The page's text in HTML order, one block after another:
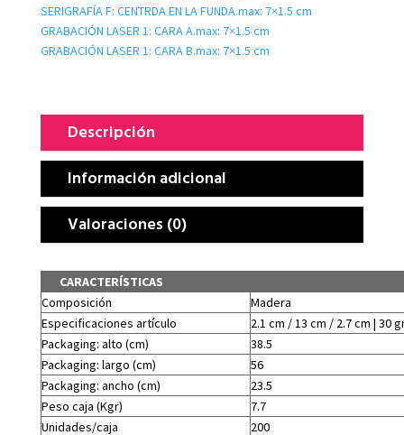
SERIGRAFÍA F: CENTRDA EN LA FUNDA.max: 7×1.5 cm
GRABACIÓN LASER 1: CARA A.max: 7×1.5 cm
GRABACIÓN LASER 1: CARA B.max: 7×1.5 cm
Descripción
Información adicional
Valoraciones (0)
CARACTERÍSTICAS
Composición
Madera
Especificaciones artículo
2.1 cm / 13 cm / 2.7 cm | 30
Packaging: alto (cm)
38.5
Packaging: largo (cm)
56
Packaging: ancho (cm)
23.5
Peso caja (Kgr)
7.7
Unidades/caja
200